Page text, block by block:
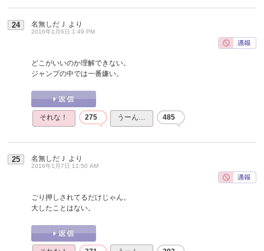
24 名無しだＪ より
2016年1月6日 1:49 PM
どこがいいのか理解できない。
ジャンプの中では一番嫌い。
それな！ 275 うーん… 485
25 名無しだＪ より
2016年1月7日 11:50 AM
ごり押しされてるだけじゃん。
大したことはない。